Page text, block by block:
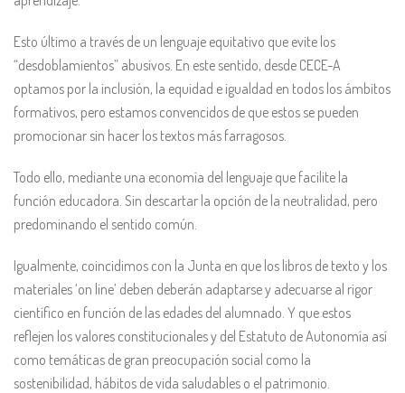
Esto último a través de un lenguaje equitativo que evite los
“desdoblamientos” abusivos. En este sentido, desde CECE-A
optamos por la inclusión, la equidad e igualdad en todos los ámbitos
formativos, pero estamos convencidos de que estos se pueden
promocionar sin hacer los textos más farragosos.
Todo ello, mediante una economía del lenguaje que facilite la
función educadora. Sin descartar la opción de la neutralidad, pero
predominando el sentido común.
Igualmente, coincidimos con la Junta en que los libros de texto y los
materiales ‘on line’ deben deberán adaptarse y adecuarse al rigor
científico en función de las edades del alumnado. Y que estos
reflejen los valores constitucionales y del Estatuto de Autonomía así
como temáticas de gran preocupación social como la
sostenibilidad, hábitos de vida saludables o el patrimonio.